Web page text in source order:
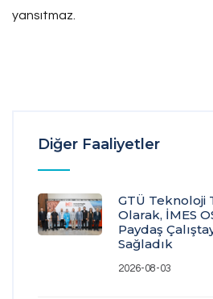
yansıtmaz.
Diğer Faaliyetler
GTÜ Teknoloji
Olarak, İMES
Paydaş
Sağladık
2026-08-03